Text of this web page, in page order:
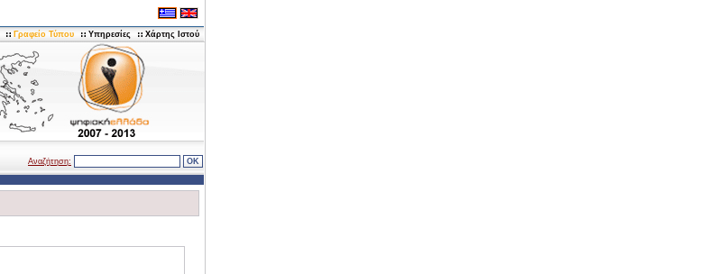
Γραφείο Τύπου Υπηρεσίες Χάρτης Ιστού
Αναζήτηση: